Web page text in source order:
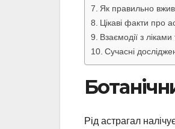
Як правильно
Цікаві факти про
Взаємодії з ліками
Сучасні
Рід астрагал